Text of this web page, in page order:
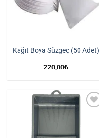
Kağıt Boya Süzgeç (50 Adet)
220,00₺